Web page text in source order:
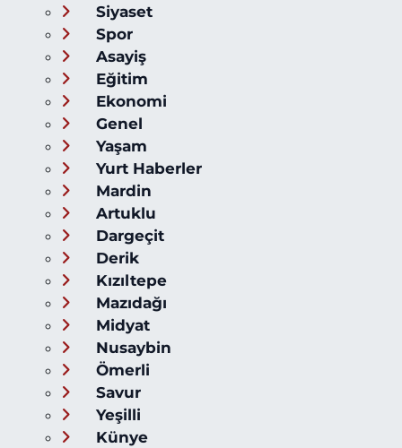
Siyaset
Spor
Asayiş
Eğitim
Ekonomi
Genel
Yaşam
Yurt Haberler
Mardin
Artuklu
Dargeçit
Derik
Kızıltepe
Mazıdağı
Midyat
Nusaybin
Ömerli
Savur
Yeşilli
Künye